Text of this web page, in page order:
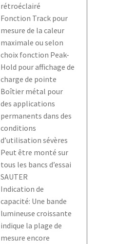
rétroéclairé
Fonction Track pour
mesure de la caleur
maximale ou selon
choix fonction Peak-
Hold pour affichage de
charge de pointe
Boîtier métal pour
des applications
permanents dans des
conditions
d’utilisation sévères
Peut être monté sur
tous les bancs d’essai
SAUTER
Indication de
capacité: Une bande
lumineuse croissante
indique la plage de
mesure encore